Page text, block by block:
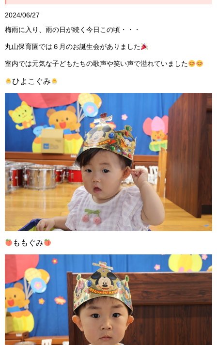
2024/06/27
梅雨に入り、雨の日が続く今日この頃・・・
丸山保育園では６月のお誕生会がありました
室内では元気な子どもたちの歌声や笑い声で溢れていました
ひよこぐみ
ももぐみ